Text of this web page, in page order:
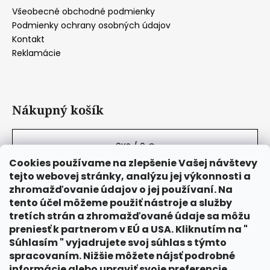
Cookies používame na zlepšenie Vašej návštevy
tejto webovej stránky, analýzu jej výkonnosti a
zhromažďovanie údajov o jej používaní. Na
tento účel môžeme použiť nástroje a služby
tretích strán a zhromažďované údaje sa môžu
preniesť k partnerom v EÚ a USA. Kliknutím na "
Súhlasím " vyjadrujete svoj súhlas s týmto
spracovaním. Nižšie môžete nájsť podrobné
á
j
s
ť
HĽADAŤ
O
d
p
o
r
ú
Všeobecné obchodné podmienky
Podmienky ochrany osobných údajov
Kontakt
Reklamácie
Nákupný košík
0KS /0 €